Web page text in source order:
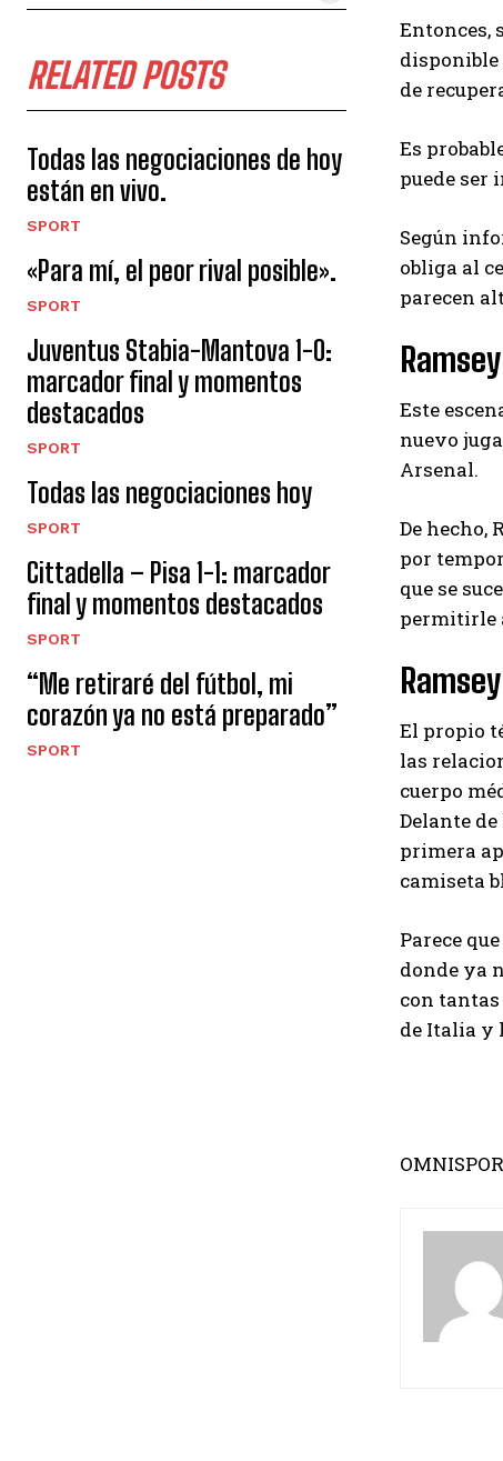
RELATED POSTS
Todas las negociaciones de hoy
están en vivo.
SPORT
«Para mí, el peor rival posible».
SPORT
Juventus Stabia-Mantova 1-0:
marcador final y momentos
destacados
SPORT
Todas las negociaciones hoy
SPORT
Cittadella – Pisa 1-1: marcador
final y momentos destacados
SPORT
“Me retiraré del fútbol, ​​mi
corazón ya no está preparado”
SPORT
Entonces,
disponible
de
Es
puede ser
Según
obliga al
parecen
Este
nuevo
Arsenal.
De hecho,
por
que se
permitirle
El propio
las
cuerpo
Delante
primera
camiseta
Parece
donde ya
con tantas
de Italia y